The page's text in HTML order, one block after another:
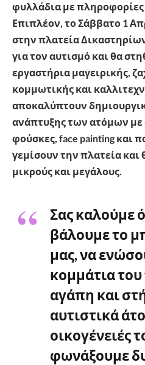
φυλλάδια με πληροφορίες
Επιπλέον, το Σάββατο 1
στην πλατεία
για τον αυτισμό και θα
εργαστήρια μαγειρικής,
κομμωτικής και
αποκαλύπτουν
ανάπτυξης των ατόμων με
φούσκες, face painting και
γεμίσουν την πλατεία και
μικρούς και μεγάλους.
Σας καλούμε
βάλουμε το
μας, να
κομμάτια
αγάπη και
αυτιστικά
οικογένειές
φωνάξουμε